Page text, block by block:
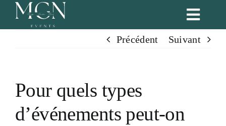
Passer
Toggle
Formules
Précédent Suivant
Pour quels types
d’événements peut-on